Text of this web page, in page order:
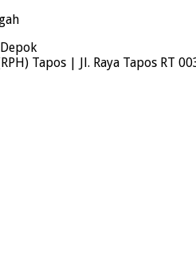
Tapos | Jl. Raya Tapos RT